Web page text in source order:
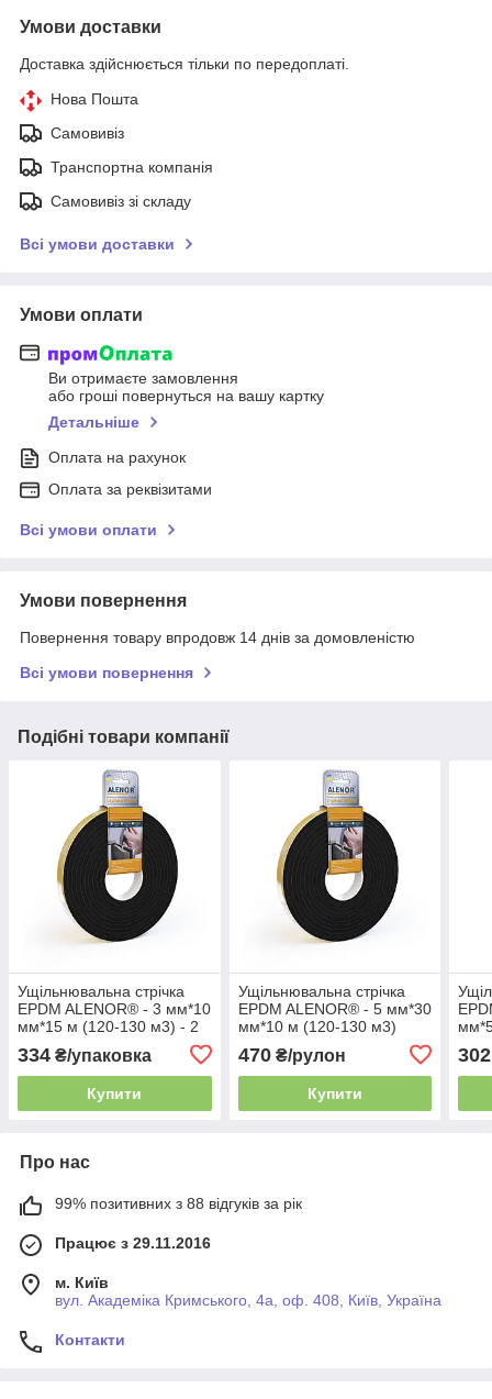
Умови доставки
Доставка здійснюється тільки по передоплаті.
Нова Пошта
Самовивіз
Транспортна компанія
Самовивіз зі складу
Всі умови доставки
Умови оплати
Ви отримаєте замовлення
або гроші повернуться на вашу картку
Детальніше
Оплата на рахунок
Оплата за реквізитами
Всі умови оплати
Умови повернення
Повернення товару впродовж 14 днів за домовленістю
Всі умови повернення
Подібні товари компанії
Ущільнювальна стрічка
EPDM ALENOR® - 3 мм*10
мм*15 м (120-130 м3) - 2
334 ₴/упаковка
Купити
Ущільнювальна стрічка
EPDM ALENOR® - 5 мм*30
мм*10 м (120-130 м3)
470₴/рулон
Купити
302
Про нас
99% позитивних з 88 відгуків за рік
Працює з 29.11.2016
м. Київ
вул. Академіка Кримського, 4а, оф. 408, Київ, Україна
Контакти